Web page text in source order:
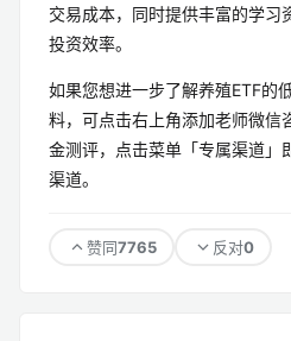
交易成本，同时提供丰富的学习
投资效率。
如果您想进一步了解养殖ETF的
料，可点击右上角添加老师微信
金测评，点击菜单「专属渠道」
渠道。
赞同7765 反对0